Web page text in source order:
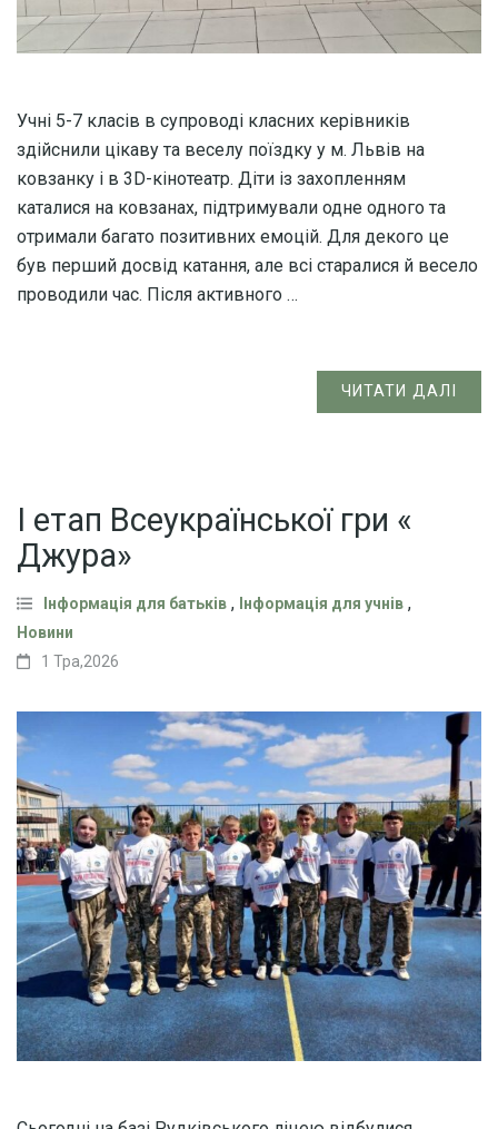
Учні 5-7 класів в супроводі класних керівників
здійснили цікаву та веселу поїздку у м. Львів на
ковзанку і в 3D-кінотеатр. Діти із захопленням
каталися на ковзанах, підтримували одне одного та
отримали багато позитивних емоцій. Для декого це
був перший досвід катання, але всі старалися й весело
проводили час. Після активного …
ЧИТАТИ ДАЛІ
І етап Всеукраїнської гри «
Джура»
Інформація для батьків , Інформація для учнів ,
Новини
1 Тра,2026